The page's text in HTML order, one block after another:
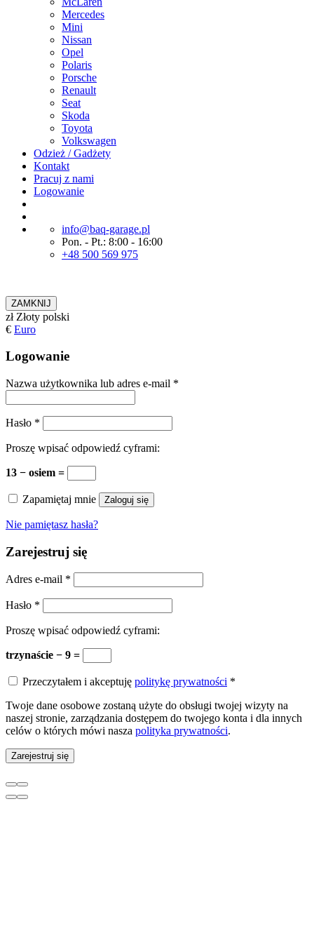
Mercedes
Mini
Nissan
Opel
Polaris
Porsche
Renault
Seat
Skoda
Toyota
Volkswagen
Odzież / Gadżety
Kontakt
Pracuj z nami
Logowanie
info@baq-garage.pl
Pon. - Pt.: 8:00 - 16:00
+48 500 569 975
ZAMKNIJ
zł Złoty polski
€ Euro
Logowanie
Nazwa użytkownika lub adres e-mail *
Hasło *
Proszę wpisać odpowiedź cyframi:
13 − osiem =
Zapamiętaj mnie Zaloguj się
Nie pamiętasz hasła?
Zarejestruj się
Adres e-mail *
Hasło *
Proszę wpisać odpowiedź cyframi:
trzynaście − 9 =
Przeczytałem i akceptuję politykę prywatności *
Twoje dane osobowe zostaną użyte do obsługi twojej wizyty na
naszej stronie, zarządzania dostępem do twojego konta i dla innych
celów o których mówi nasza polityka prywatności.
Zarejestruj się